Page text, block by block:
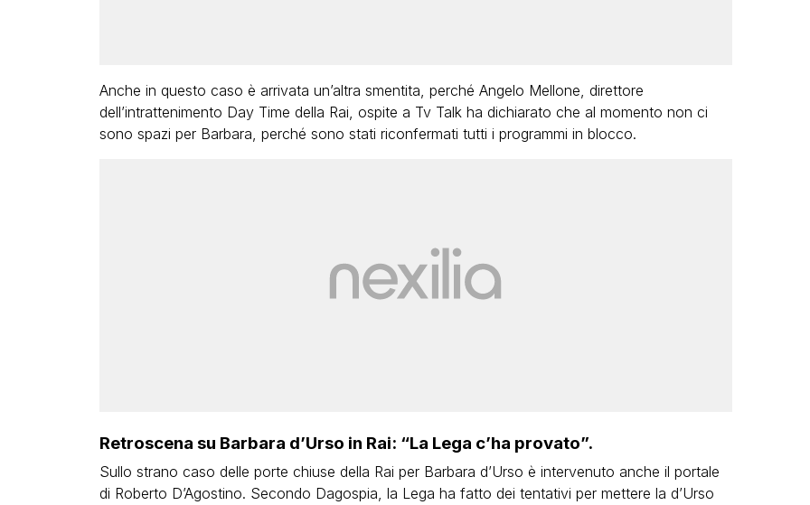
Anche in questo caso è arrivata un’altra smentita, perché Angelo Mellone, direttore
dell’intrattenimento Day Time della Rai, ospite a Tv Talk ha dichiarato che al momento non ci
sono spazi per Barbara, perché sono stati riconfermati tutti i programmi in blocco.
Retroscena su Barbara d’Urso in Rai: “La Lega c’ha provato”.
Sullo strano caso delle porte chiuse della Rai per Barbara d’Urso è intervenuto anche il portale
di Roberto D’Agostino. Secondo Dagospia, la Lega ha fatto dei tentativi per mettere la d’Urso